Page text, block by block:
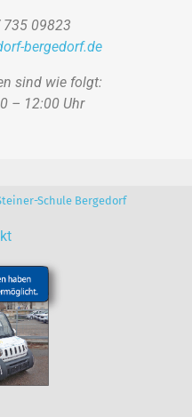
735 09823
bergedorf.de
sind wie folgt:
– 12:00 Uhr
Schule Bergedorf